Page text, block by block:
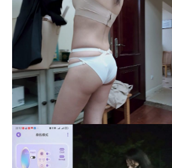
模特 - 绳艺工作室 - 绳模推荐网站！